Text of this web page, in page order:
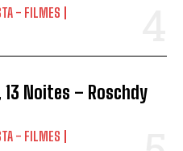
- FILMES
13 Noites – Roschdy
- FILMES